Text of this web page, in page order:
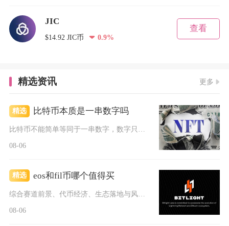
JIC
$14.92 JIC币 0.9%
查看
精选资讯 更多
精选 比特币本质是一串数字吗
08-06
精选 eos和fil币哪个值得买
综合赛道前景、代币经济、生态落地与风险维度对比，普通散户优先...
08-06